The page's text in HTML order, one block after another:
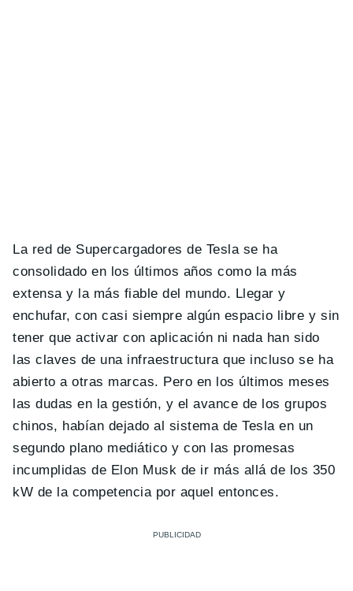
La red de Supercargadores de Tesla se ha
consolidado en los últimos años como la más
extensa y la más fiable del mundo. Llegar y
enchufar, con casi siempre algún espacio libre y sin
tener que activar con aplicación ni nada han sido
las claves de una infraestructura que incluso se ha
abierto a otras marcas. Pero en los últimos meses
las dudas en la gestión, y el avance de los grupos
chinos, habían dejado al sistema de Tesla en un
segundo plano mediático y con las promesas
incumplidas de Elon Musk de ir más allá de los 350
kW de la competencia por aquel entonces.